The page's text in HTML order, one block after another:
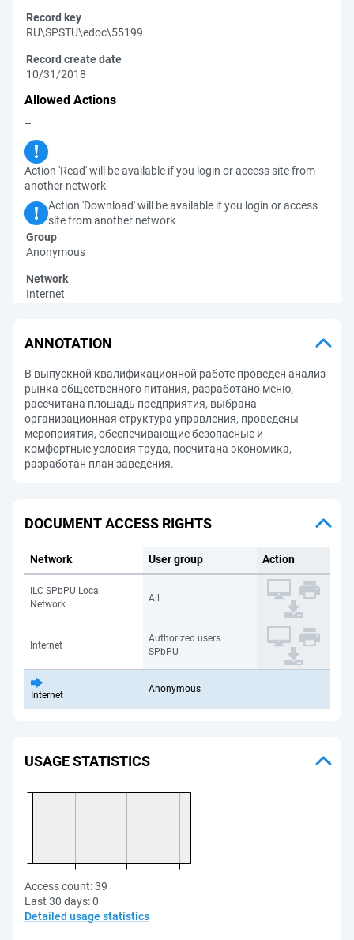
Record key
RU\SPSTU\edoc\55199
Record create date
10/31/2018
Allowed Actions
–
Action 'Read' will be available if you login or access site from
another network
Action 'Download' will be available if you login or access
site from another network
Group
Anonymous
Network
Internet
ANNOTATION
В выпускной квалификационной работе проведен анализ
рынка общественного питания, разработано меню,
рассчитана площадь предприятия, выбрана
организационная структура управления, проведены
мероприятия, обеспечивающие безопасные и
комфортные условия труда, посчитана экономика,
разработан план заведения.
DOCUMENT ACCESS RIGHTS
Network User group Action
ILC SPbPU Local
Network
All
Internet
Authorized users
SPbPU
Internet
Anonymous
USAGE STATISTICS
Access count:39
Last 30 days:0
Detailed usage statistics